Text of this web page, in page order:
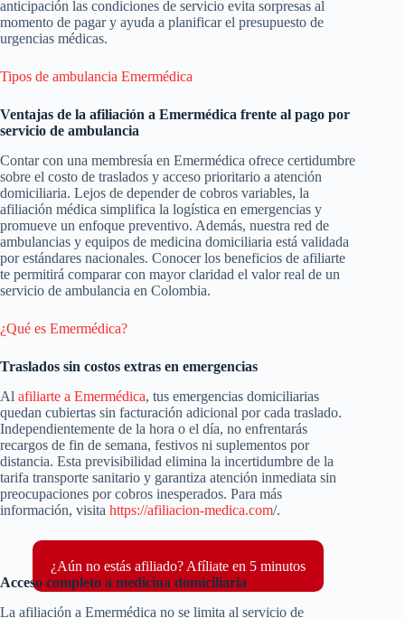
anticipación las condiciones de servicio evita sorpresas al
momento de pagar y ayuda a planificar el presupuesto de
urgencias médicas.
Tipos de ambulancia Emermédica
Ventajas de la afiliación a Emermédica frente al pago por
servicio de ambulancia
Contar con una membresía en Emermédica ofrece certidumbre
sobre el costo de traslados y acceso prioritario a atención
domiciliaria. Lejos de depender de cobros variables, la
afiliación médica simplifica la logística en emergencias y
promueve un enfoque preventivo. Además, nuestra red de
ambulancias y equipos de medicina domiciliaria está validada
por estándares nacionales. Conocer los beneficios de afiliarte
te permitirá comparar con mayor claridad el valor real de un
servicio de ambulancia en Colombia.
¿Qué es Emermédica?
Traslados sin costos extras en emergencias
Al afiliarte a Emermédica, tus emergencias domiciliarias
quedan cubiertas sin facturación adicional por cada traslado.
Independientemente de la hora o el día, no enfrentarás
recargos de fin de semana, festivos ni suplementos por
distancia. Esta previsibilidad elimina la incertidumbre de la
tarifa transporte sanitario y garantiza atención inmediata sin
preocupaciones por cobros inesperados. Para más
información, visita https://afiliacion-medica.com/.
¿Aún no estás afiliado? Afíliate en 5 minutos
Acceso completo a medicina domiciliaria
La afiliación a Emermédica no se limita al servicio de